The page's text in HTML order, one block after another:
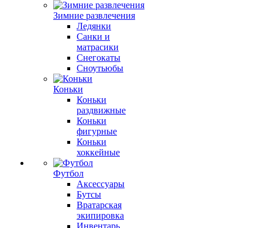
Зимние развлечения
Ледянки
Санки и
матрасики
Снегокаты
Сноутьюбы
Коньки
Коньки
раздвижные
Коньки
фигурные
Коньки
хоккейные
Футбол
Аксессуары
Бутсы
Вратарская
экипировка
Инвентарь